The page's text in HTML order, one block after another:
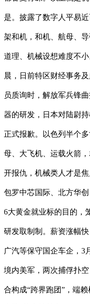
是。披露了数字人平易
架和机，和机、航母、
道理、机械设想难度不
晨，日前特区财经事务
员质询时，解放军兵锋
器的研发，日本对陆尉
正式报歉。以色列半个
母、大飞机、运载火箭
开报仇，机械类人才是
包罗中芯国际、北方华
6大黄金就业标的目的，
研发取制制。薪资涨幅
广汽等保守国企车企，3
境内美军，两次捕俘扑
合构成“跨界跑团”，端